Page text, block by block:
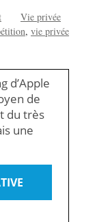
Vie privée
vie privée
d’Apple
de
du très
une